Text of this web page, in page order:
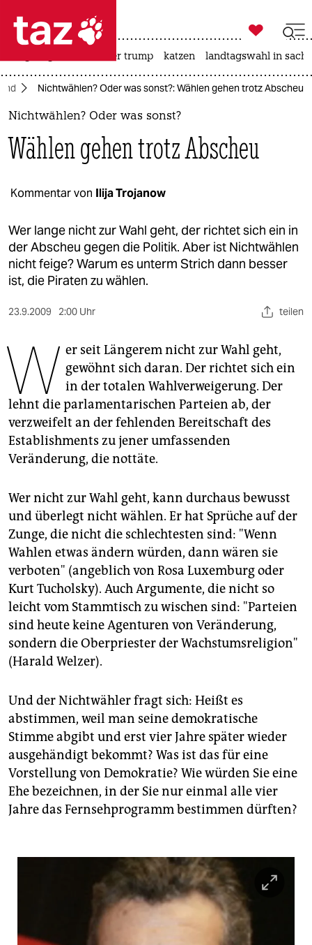
 taz zahl ich
taz zahl ich
politik
öko
gesellschaft
kultur
sport
berlin
nord
wahrheit
verlag
verlag
veranstaltungen
shop
fragen & hilfe
unterstützen
abo
genossenschaft
epaper login

taz zahl ich
usa unter trump katzen landtagswahl in
Nichtwählen? Oder was sonst?: Wählen gehen trotz Abscheu
Nichtwählen? Oder was sonst?
Wählen gehen trotz Abscheu
Kommentar von Ilija Trojanow
Wer lange nicht zur Wahl geht, der richtet sich ein in
der Abscheu gegen die Politik. Aber ist Nichtwählen
nicht feige? Warum es unterm Strich dann besser
ist, die Piraten zu wählen.
23.9.2009 2:00 Uhr teilen
W er seit Längerem nicht zur Wahl geht,
gewöhnt sich daran. Der richtet sich ein
in der totalen Wahlverweigerung. Der
lehnt die parlamentarischen Parteien ab, der
verzweifelt an der fehlenden Bereitschaft des
Establishments zu jener umfassenden
Veränderung, die nottäte.
Wer nicht zur Wahl geht, kann durchaus bewusst
und überlegt nicht wählen. Er hat Sprüche auf der
Zunge, die nicht die schlechtesten sind: "Wenn
Wahlen etwas ändern würden, dann wären sie
verboten" (angeblich von Rosa Luxemburg oder
Kurt Tucholsky). Auch Argumente, die nicht so
leicht vom Stammtisch zu wischen sind: "Parteien
sind heute keine Agenturen von Veränderung,
sondern die Oberpriester der Wachstumsreligion"
(Harald Welzer).
Und der Nichtwähler fragt sich: Heißt es
abstimmen, weil man seine demokratische
Stimme abgibt und erst vier Jahre später wieder
ausgehändigt bekommt? Was ist das für eine
Vorstellung von Demokratie? Wie würden Sie eine
Ehe bezeichnen, in der Sie nur einmal alle vier
Jahre das Fernsehprogramm bestimmen dürften?